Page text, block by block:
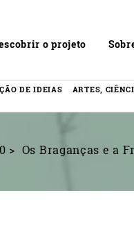
o projeto
DE IDEIAS ARTES,
Os Braganças e a